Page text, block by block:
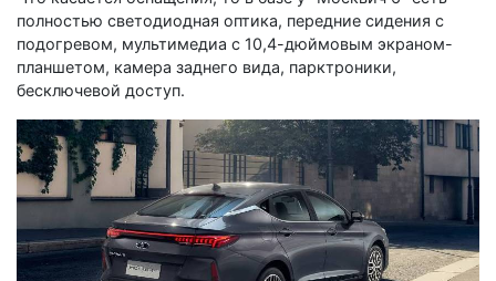
полностью светодиодная оптика, передние сидения с
подогревом, мультимедиа с 10,4-дюймовым экраном-
планшетом, камера заднего вида, парктроники,
бесключевой доступ.